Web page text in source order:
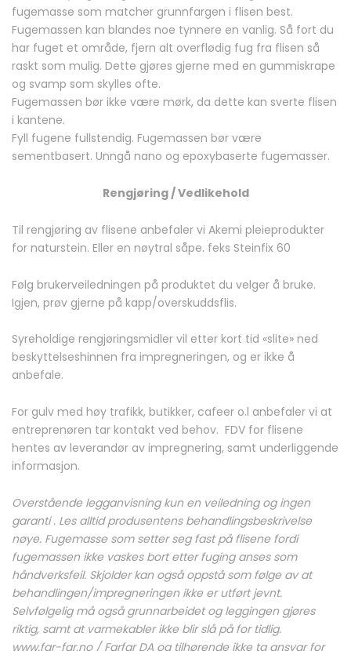
fugemasse som matcher grunnfargen i flisen best.
Fugemassen kan blandes noe tynnere en vanlig. Så fort du
har fuget et område, fjern alt overflødig fug fra flisen så
raskt som mulig. Dette gjøres gjerne med en gummiskrape
og svamp som skylles ofte.
Fugemassen bør ikke være mørk, da dette kan sverte flisen
i kantene.
Fyll fugene fullstendig. Fugemassen bør være
sementbasert. Unngå nano og epoxybaserte fugemasser.
Rengjøring / Vedlikehold
Til rengjøring av flisene anbefaler vi Akemi pleieprodukter
for naturstein. Eller en nøytral såpe. feks Steinfix 60
Følg brukerveiledningen på produktet du velger å bruke.
Igjen, prøv gjerne på kapp/overskuddsflis.
Syreholdige rengjøringsmidler vil etter kort tid «slite» ned
beskyttelseshinnen fra impregneringen, og er ikke å
anbefale.
For gulv med høy trafikk, butikker, cafeer o.l anbefaler vi at
entreprenøren tar kontakt ved behov. FDV for flisene
hentes av leverandør av impregnering, samt underliggende
informasjon.
Overstående legganvisning kun en veiledning og ingen
garanti . Les alltid produsentens behandlingsbeskrivelse
nøye. Fugemasse som setter seg fast på flisene fordi
fugemassen ikke vaskes bort etter fuging anses som
håndverksfeil. Skjolder kan også oppstå som følge av at
behandlingen/impregneringen ikke er utført jevnt.
Selvfølgelig må også grunnarbeidet og leggingen gjøres
riktig, samt at varmekabler ikke blir slå på for tidlig.
www.far-far.no / Farfar DA og tilhørende ikke ta ansvar for